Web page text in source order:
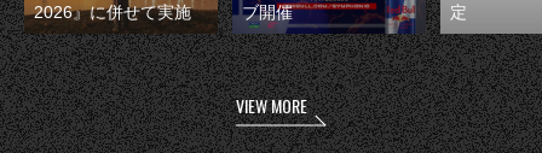
2026』に併せて実施
ブ開催
定
VIEW MORE